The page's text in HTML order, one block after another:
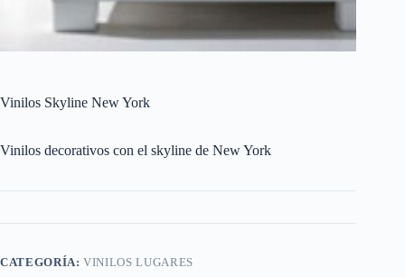
Vinilos Skyline New York
Vinilos decorativos con el skyline de New York
CATEGORÍA:VINILOS LUGARES